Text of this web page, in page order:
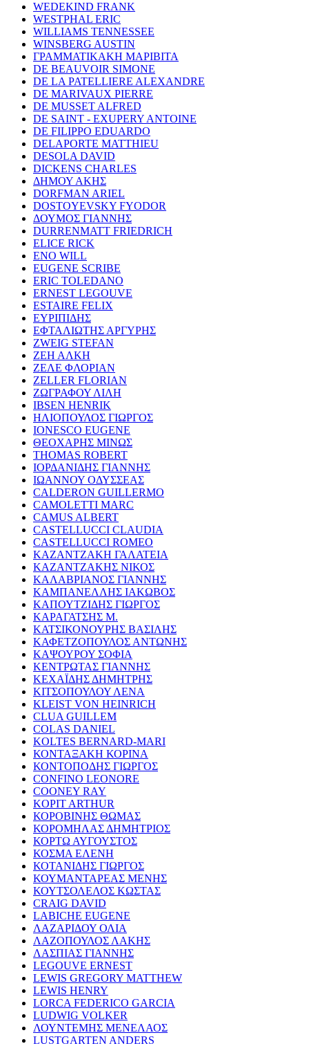
WEDEKIND FRANK
WESTPHAL ERIC
WILLIAMS TENNESSEE
WINSBERG AUSTIN
ΓΡΑΜΜΑΤΙΚΑΚΗ ΜΑΡΙΒΙΤΑ
DE BEAUVOIR SIMONE
DE LA PATELLIERE ALEXANDRE
DE MARIVAUX PIERRE
DE MUSSET ALFRED
DE SAINT - EXUPERY ANTOINE
DE FILIPPO EDUARDO
DELAPORTE MATTHIEU
DESOLA DAVID
DICKENS CHARLES
ΔΗΜΟΥ ΑΚΗΣ
DORFMAN ARIEL
DOSTOYEVSKY FYODOR
ΔΟΥΜΟΣ ΓΙΑΝΝΗΣ
DURRENMATT FRIEDRICH
ELICE RICK
ENO WILL
EUGENE SCRIBE
ERIC TOLEDANO
ERNEST LEGOUVE
ESTAIRE FELIX
ΕΥΡΙΠΙΔΗΣ
ΕΦΤΑΛΙΩΤΗΣ ΑΡΓΥΡΗΣ
ZWEIG STEFAN
ΖΕΗ ΑΛΚΗ
ΖΕΛΕ ΦΛΟΡΙΑΝ
ZELLER FLORIAN
ΖΩΓΡΑΦΟΥ ΛΙΛΗ
IBSEN HENRIK
ΗΛΙΟΠΟΥΛΟΣ ΓΙΩΡΓΟΣ
IONESCO EUGENE
ΘΕΟΧΑΡΗΣ ΜΙΝΩΣ
THOMAS ROBERT
ΙΟΡΔΑΝΙΔΗΣ ΓΙΑΝΝΗΣ
ΙΩΑΝΝΟΥ ΟΔΥΣΣΕΑΣ
CALDERON GUILLERMO
CAMOLETTI MARC
CAMUS ALBERT
CASTELLUCCI CLAUDIA
CASTELLUCCI ROMEO
ΚΑΖΑΝΤΖΑΚΗ ΓΑΛΑΤΕΙΑ
ΚΑΖΑΝΤΖΑΚΗΣ ΝΙΚΟΣ
ΚΑΛΑΒΡΙΑΝΟΣ ΓΙΑΝΝΗΣ
ΚΑΜΠΑΝΕΛΛΗΣ ΙΑΚΩΒΟΣ
ΚΑΠΟΥΤΖΙΔΗΣ ΓΙΩΡΓΟΣ
ΚΑΡΑΓΑΤΣΗΣ Μ.
ΚΑΤΣΙΚΟΝΟΥΡΗΣ ΒΑΣΙΛΗΣ
ΚΑΦΕΤΖΟΠΟΥΛΟΣ ΑΝΤΩΝΗΣ
ΚΑΨΟΥΡΟΥ ΣΟΦΙΑ
ΚΕΝΤΡΩΤΑΣ ΓΙΑΝΝΗΣ
ΚΕΧΑΪΔΗΣ ΔΗΜΗΤΡΗΣ
ΚΙΤΣΟΠΟΥΛΟΥ ΛΕΝΑ
KLEIST VON HEINRICH
CLUA GUILLEM
COLAS DANIEL
KOLTES BERNARD-MARI
ΚΟΝΤΑΞΑΚΗ ΚΟΡΙΝΑ
ΚΟΝΤΟΠΟΔΗΣ ΓΙΩΡΓΟΣ
CONFINO LEONORE
COONEY RAY
KOPIT ARTHUR
ΚΟΡΟΒΙΝΗΣ ΘΩΜΑΣ
ΚΟΡΟΜΗΛΑΣ ΔΗΜΗΤΡΙΟΣ
ΚΟΡΤΩ ΑΥΓΟΥΣΤΟΣ
ΚΟΣΜΑ ΕΛΕΝΗ
ΚΟΤΑΝΙΔΗΣ ΓΙΩΡΓΟΣ
ΚΟΥΜΑΝΤΑΡΕΑΣ ΜΕΝΗΣ
ΚΟΥΤΣΟΛΕΛΟΣ ΚΩΣΤΑΣ
CRAIG DAVID
LABICHE EUGENE
ΛΑΖΑΡΙΔΟΥ ΟΛΙΑ
ΛΑΖΟΠΟΥΛΟΣ ΛΑΚΗΣ
ΛΑΣΠΙΑΣ ΓΙΑΝΝΗΣ
LEGOUVE ERNEST
LEWIS GREGORY MATTHEW
LEWIS HENRY
LORCA FEDERICO GARCIA
LUDWIG VOLKER
ΛΟΥΝΤΕΜΗΣ ΜΕΝΕΛΑΟΣ
LUSTGARTEN ANDERS